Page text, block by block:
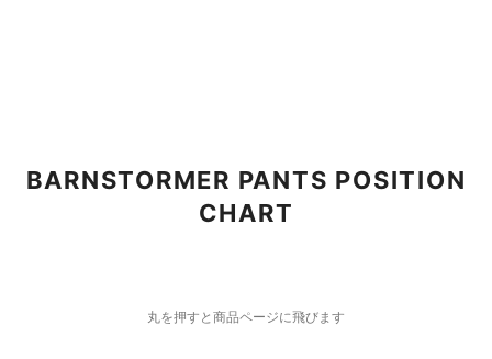
BARNSTORMER PANTS POSITION
CHART
丸を押すと商品ページに飛びます